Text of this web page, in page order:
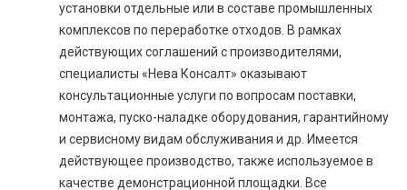
установки отдельные или в составе промышленных
комплексов по переработке отходов. В рамках
действующих соглашений с производителями,
специалисты «Нева Консалт» оказывают
консультационные услуги по вопросам поставки,
монтажа, пуско-наладке оборудования, гарантийному
и сервисному видам обслуживания и др. Имеется
действующее производство, также используемое в
качестве демонстрационной площадки. Все